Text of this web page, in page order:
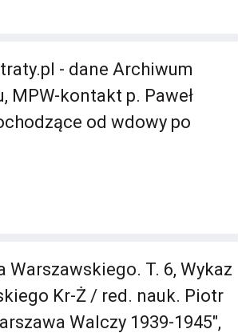
- dane Archiwum
MPW-kontakt p. Paweł
od wdowy po
T. 6, Wykaz
Kr-Ż / red. nauk. Piotr
Walczy 1939-1945",